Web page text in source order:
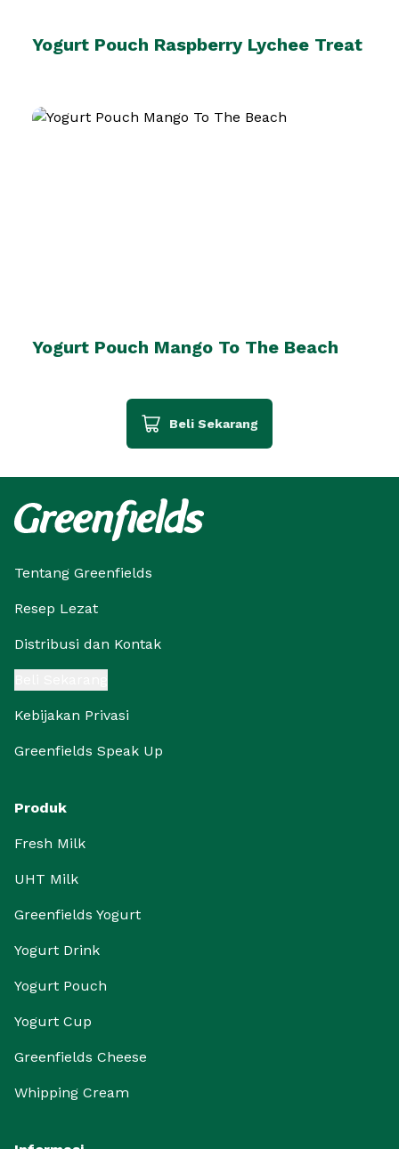
Yogurt Pouch Raspberry Lychee Treat
Yogurt Pouch Mango To The Beach
Beli Sekarang
Tentang Greenfields
Resep Lezat
Distribusi dan Kontak
Kebijakan Privasi
Greenfields Speak Up
Produk
Fresh Milk
UHT Milk
Greenfields Yogurt
Yogurt Drink
Yogurt Pouch
Yogurt Cup
Greenfields Cheese
Whipping Cream